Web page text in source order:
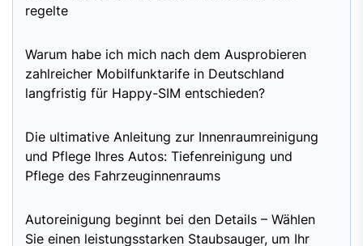
regelte
Warum habe ich mich nach dem Ausprobieren
zahlreicher Mobilfunktarife in Deutschland
langfristig für Happy-SIM entschieden?
Die ultimative Anleitung zur Innenraumreinigung
und Pflege Ihres Autos: Tiefenreinigung und
Pflege des Fahrzeuginnenraums
Autoreinigung beginnt bei den Details – Wählen
Sie einen leistungsstarken Staubsauger, um Ihr